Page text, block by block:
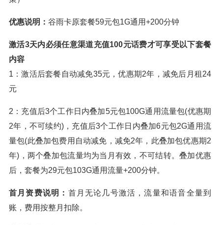
优惠说明： 谷雨卡原套餐59元包1G通用+200分钟
激活3天内必须任意渠道充值100元话费才可享受以下套餐
内容
1：激活后套餐自动减免35元，优惠期2年，减免后月租24
元
2：充值后3个工作日内叠加5元包100G通用流量包(优惠期
2年，不可续约)，充值后3个工作日内叠加6元包2G通用流
量包(此叠加包费用自动减免，减免2年，此叠加包优惠期2
年)，两个叠加包流量均为当月有效，不可结转。叠加优惠
后，套餐为29元包103G通用流量+200分钟。
首月资费说明： 首月无论几号激活，流量和语音全量到
账，费用按整月扣除。